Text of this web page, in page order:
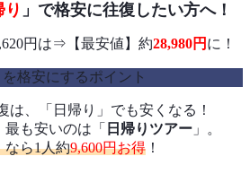
り 」で格安に往復したい方へ！
円は⇒【最安値】約28,980円 に！
格安にするポイント
は、「日帰り」でも安くなる！
も安いのは「 日帰りツアー 」。
なら1人約9,600円お得 ！